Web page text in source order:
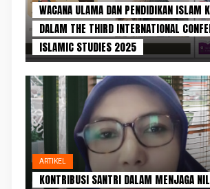
WACANA ULAMA DAN PENDIDIKAN ISLAM
DALAM THE THIRD INTERNATIONAL
ISLAMIC STUDIES 2025
ARTIKEL
KONTRIBUSI SANTRI DALAM MENJAGA